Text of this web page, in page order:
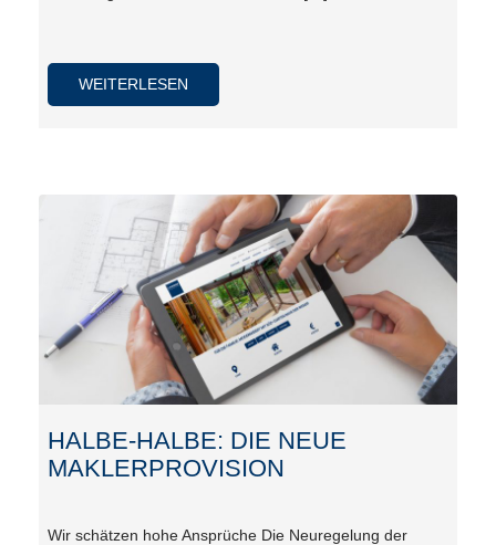
WEITERLESEN
HALBE-HALBE: DIE NEUE
MAKLERPROVISION
Wir schätzen hohe Ansprüche Die Neuregelung der